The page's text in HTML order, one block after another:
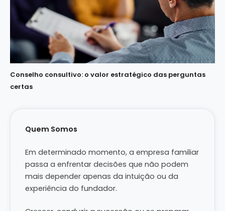
Conselho consultivo: o valor estratégico das perguntas
certas
Quem Somos
Em determinado momento, a empresa familiar
passa a enfrentar decisões que não podem
mais depender apenas da intuição ou da
experiência do fundador.